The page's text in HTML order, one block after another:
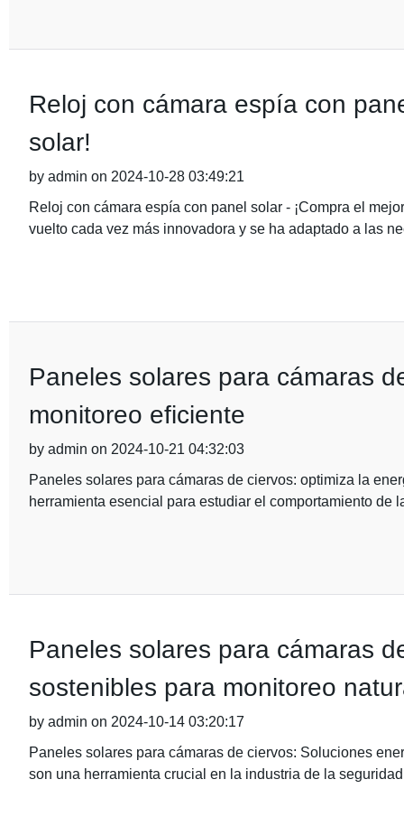
Reloj con cámara espía con
solar!
by admin on 2024-10-28 03:49:21
Reloj con cámara espía con panel solar - ¡Compra el
vuelto cada vez más innovadora y se ha adaptado a las
Paneles solares para cámaras
monitoreo eficiente
by admin on 2024-10-21 04:32:03
Paneles solares para cámaras de ciervos: optimiza la
herramienta esencial para estudiar el comportamiento de
Paneles solares para cámaras
sostenibles para monitoreo
by admin on 2024-10-14 03:20:17
Paneles solares para cámaras de ciervos: Soluciones
son una herramienta crucial en la industria de la